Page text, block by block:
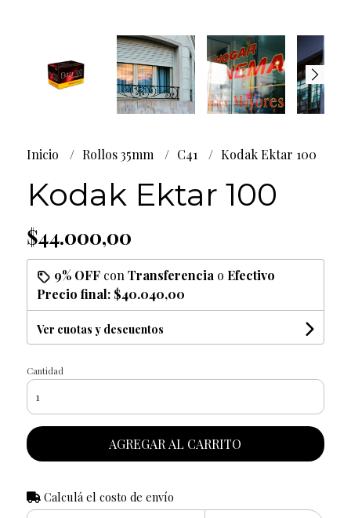
Inicio Rollos 35mm C41 Kodak Ektar 100
Kodak Ektar 100
$44.000,00
9% OFFcon Transferencia o Efectivo
Precio final: $40.040,00
Ver cuotas y descuentos
Cantidad
AGREGAR AL CARRITO
Calculá el costo de envío